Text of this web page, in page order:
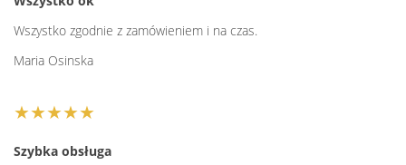
Wszystko zgodnie z zamówieniem i na czas.
Maria Osinska
★★★★★
Szybka obsługa